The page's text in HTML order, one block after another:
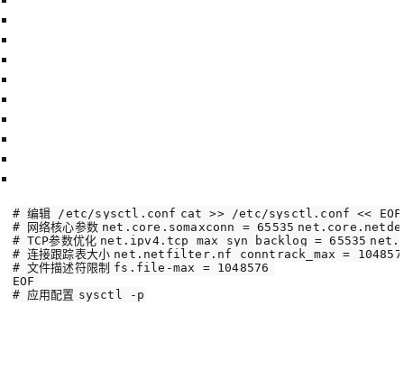
# 编辑 /etc/sysctl.conf cat >> /etc/sysctl.conf << EOF
# 网络核心参数 net .core.somaxconn = 65535 net
# TCP参数优化 net .ipv4.tcp_max_syn_backlog = 65535 net
# 连接跟踪表大小 net .netfilter.nf_conntrack_max =
# 文件描述符限制 fs .file-max = 1048576
EOF
# 应用配置 sysctl -p